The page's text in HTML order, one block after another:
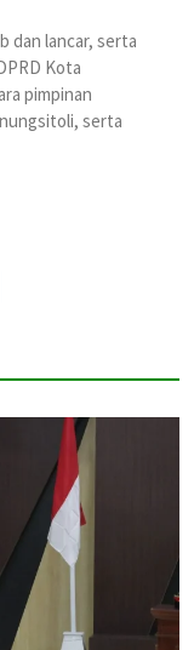
dan lancar, serta
Kota
pimpinan
serta